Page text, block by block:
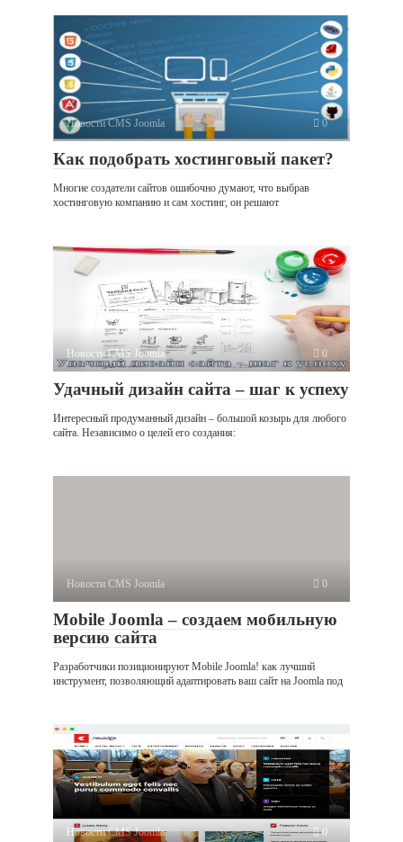
Новости CMS Joomla 0
Как подобрать хостинговый пакет?
Многие создатели сайтов ошибочно думают, что выбрав
хостинговую компанию и сам хостинг, он решают
Новости CMS Joomla 0
Удачный дизайн сайта – шаг к успеху
Интересный продуманный дизайн – большой козырь для любого
сайта. Независимо о целей его создания:
Новости CMS Joomla 0
Mobile Joomla – создаем мобильную
версию сайта
Разработчики позиционируют Mobile Joomla! как лучший
инструмент, позволяющий адаптировать ваш сайт на Joomla под
Новости CMS Joomla 0